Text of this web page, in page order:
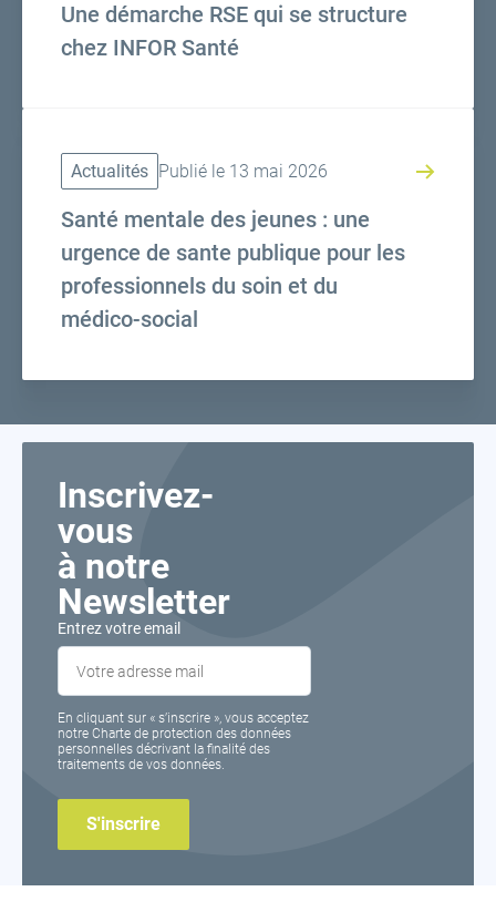
Une démarche RSE qui se structure
chez INFOR Santé
Actualités Publié le 13 mai 2026
Santé mentale des jeunes : une
urgence de sante publique pour les
professionnels du soin et du
médico-social
Inscrivez-
vous
à notre
Newsletter
Entrez votre email
En cliquant sur « s’inscrire », vous acceptez
notre Charte de protection des données
personnelles décrivant la finalité des
traitements de vos données.